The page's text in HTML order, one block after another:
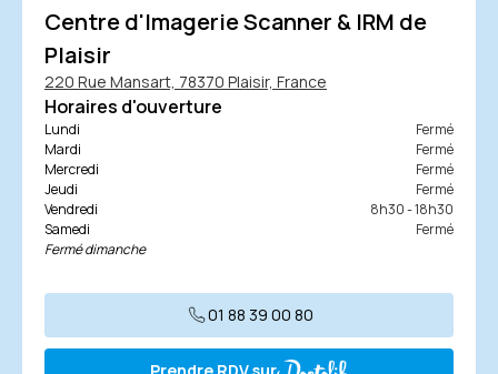
Centre d'Imagerie Scanner & IRM de
Plaisir
220 Rue Mansart, 78370 Plaisir, France
Horaires d'ouverture
Lundi
Fermé
Mardi
Fermé
Mercredi
Fermé
Jeudi
Fermé
Vendredi
8h30 - 18h30
Samedi
Fermé
Fermé dimanche
01 88 39 00 80